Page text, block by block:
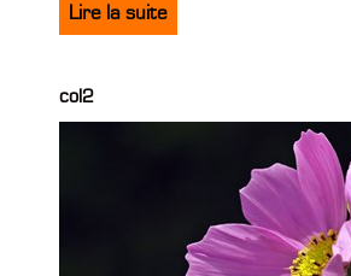
Lire la suite
col2